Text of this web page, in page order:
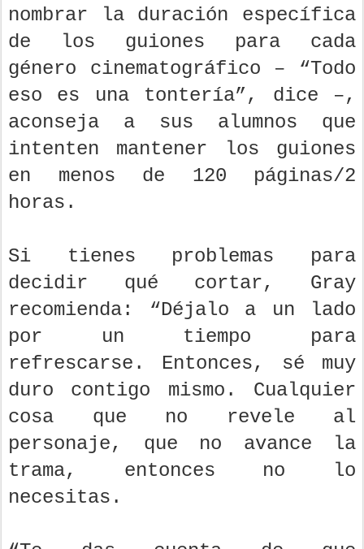
nombrar la duración específica
de los guiones para cada
género cinematográfico – “Todo
eso es una tontería”, dice –,
aconseja a sus alumnos que
intenten mantener los guiones
en menos de 120 páginas/2
horas.
Si tienes problemas para
decidir qué cortar, Gray
recomienda: “Déjalo a un lado
por un tiempo para
refrescarse. Entonces, sé muy
duro contigo mismo. Cualquier
cosa que no revele al
personaje, que no avance la
trama, entonces no lo
necesitas.